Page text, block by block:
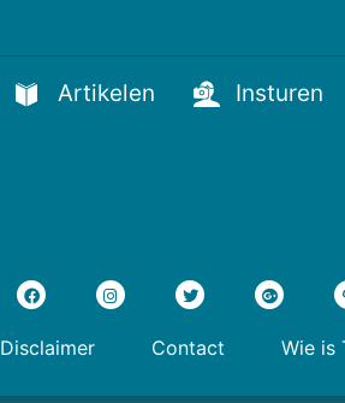
Artikelen Insturen
Disclaimer Contact Wie is